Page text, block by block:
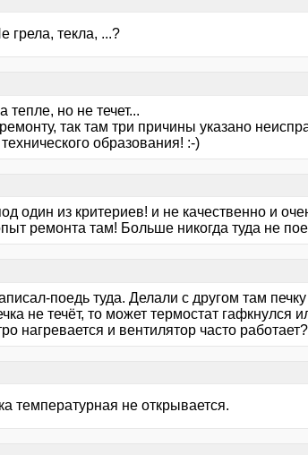
грела, текла, ...?
тепле, но не течет...
так там три причины указано
образования! :-)
один из критериев! и не качественно и
ремонта там! Больше никогда туда не
поедь туда. Делали с другом там
не течёт, то может термостат гафкнулся
нагревается и вентилятор часто работает?
температурная не открывается.